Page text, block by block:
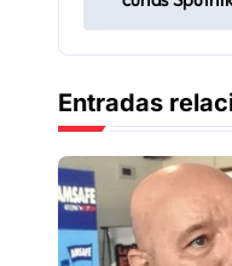
a
v
e
g
a
Entradas